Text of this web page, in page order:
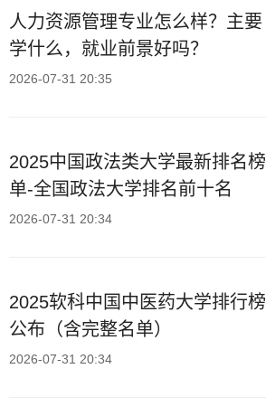
人力资源管理专业怎么样？主要
学什么，就业前景好吗？
2026-07-31 20:35
2025中国政法类大学最新排名榜
单-全国政法大学排名前十名
2026-07-31 20:34
2025软科中国中医药大学排行榜
公布（含完整名单）
2026-07-31 20:34